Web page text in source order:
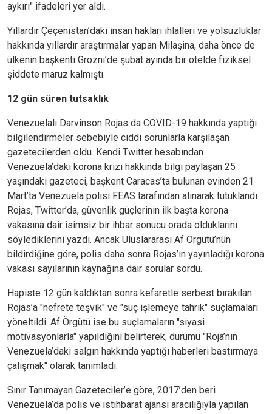
aykırı" ifadeleri yer aldı.
Yıllardır Çeçenistan’daki insan hakları ihlalleri ve yolsuzluklar
hakkında yıllardır araştırmalar yapan Milaşina, daha önce de
ülkenin başkenti Grozni’de şubat ayında bir otelde fiziksel
şiddete maruz kalmıştı.
12 gün süren tutsaklık
Venezuelalı Darvinson Rojas da COVID-19 hakkında yaptığı
bilgilendirmeler sebebiyle ciddi sorunlarla karşılaşan
gazetecilerden oldu. Kendi Twitter hesabından
Venezuela’daki korona krizi hakkında bilgi paylaşan 25
yaşındaki gazeteci, başkent Caracas’ta bulunan evinden 21
Mart’ta Venezuela polisi FEAS tarafından alınarak tutuklandı.
Rojas, Twitter’da, güvenlik güçlerinin ilk başta korona
vakasına dair isimsiz bir ihbar sonucu orada olduklarını
söylediklerini yazdı. Ancak Uluslararası Af Örgütü’nün
bildirdiğine göre, polis daha sonra Rojas’ın yayınladığı korona
vakası sayılarının kaynağına dair sorular sordu.
Hapiste 12 gün kaldıktan sonra kefaretle serbest bırakılan
Rojas’a "nefrete teşvik" ve "suç işlemeye tahrik" suçlamaları
yöneltildi. Af Örgütü ise bu suçlamaların "siyasi
motivasyonlarla" yapıldığını belirterek, durumu "Roja’nın
Venezuela’daki salgın hakkında yaptığı haberleri bastırmaya
çalışmak" olarak tanımladı.
Sınır Tanımayan Gazeteciler’e göre, 2017’den beri
Venezuela’da polis ve istihbarat ajansı aracılığıyla yapılan